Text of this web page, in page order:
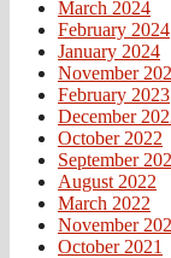
March 2024
February 2024
January 2024
November
February 2023
December
October 2022
September
August 2022
March 2022
November
October 2021